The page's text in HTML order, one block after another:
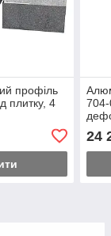
профіль
плитку, 4
мм,
4
24